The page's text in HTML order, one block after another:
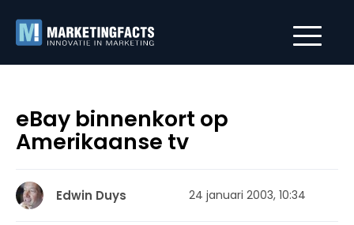
eBay binnenkort op
Amerikaanse tv
Edwin Duys 24 januari 2003, 10:34